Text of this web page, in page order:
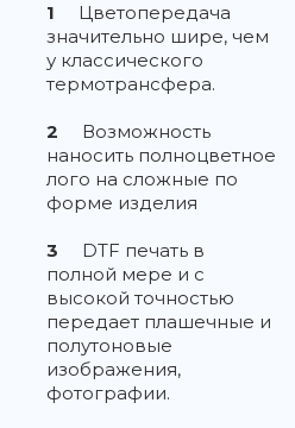
1
Цветопередача
значительно шире, чем
у классического
термотрансфера.
2
Возможность
наносить полноцветное
лого на сложные по
форме изделия
3
DTF печать в
полной мере и с
высокой точностью
передает плашечные и
полутоновые
изображения,
фотографии.